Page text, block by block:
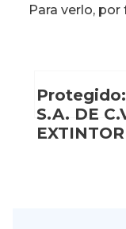
Protegido:
S.A. DE
Para verlo,